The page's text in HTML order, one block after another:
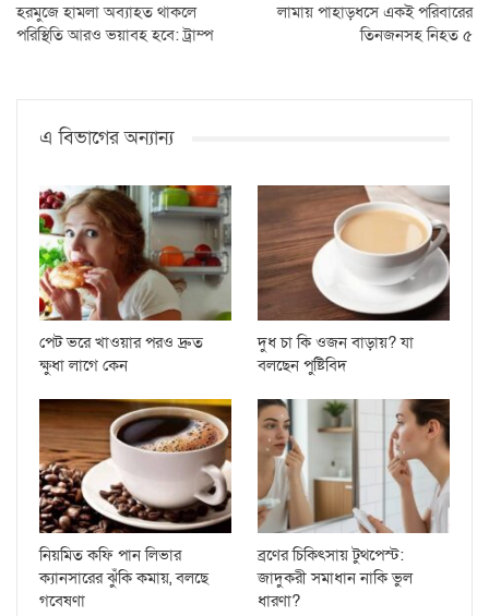
হরমুজে হামলা অব্যাহত থাকলে
পরিস্থিতি আরও ভয়াবহ হবে: ট্রাম্প
লামায় পাহাড়ধসে একই পরিবারের
তিনজনসহ নিহত ৫
এ বিভাগের অন্যান্য
পেট ভরে খাওয়ার পরও দ্রুত
ক্ষুধা লাগে কেন
দুধ চা কি ওজন বাড়ায়? যা
বলছেন পুষ্টিবিদ
নিয়মিত কফি পান লিভার
ক্যানসারের ঝুঁকি কমায়, বলছে
গবেষণা
ব্রণের চিকিৎসায় টুথপেস্ট:
জাদুকরী সমাধান নাকি ভুল
ধারণা?